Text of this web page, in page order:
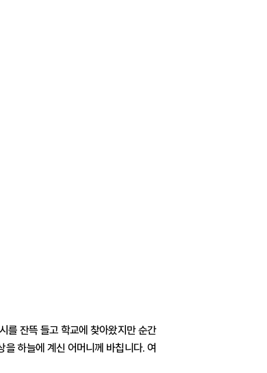
를 잔뜩 들고 학교에 찾아왔지만 순간
하늘에 계신 어머니께 바칩니다. 여